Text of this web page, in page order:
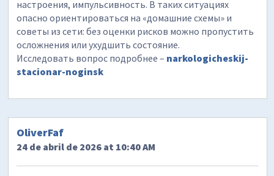
настроения, импульсивность. В таких ситуациях
опасно ориентироваться на «домашние схемы» и
советы из сети: без оценки рисков можно пропустить
осложнения или ухудшить состояние.
Исследовать вопрос подробнее – narkologicheskij-
stacionar-noginsk
OliverFaf
24 de abril de 2026 at 10:40 AM